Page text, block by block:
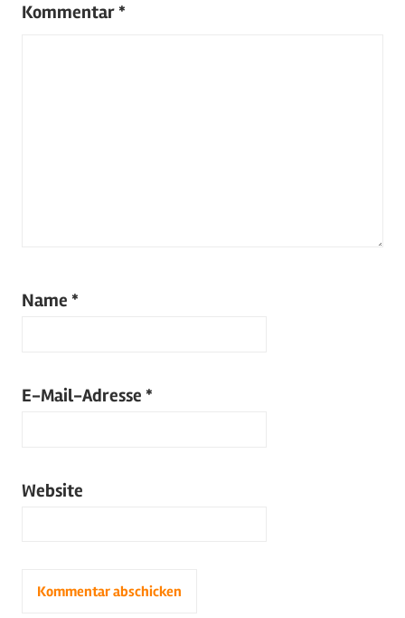
Kommentar *
Name *
E-Mail-Adresse *
Website